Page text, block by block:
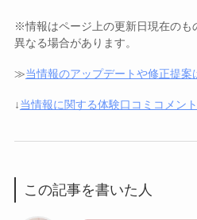
※情報はページ上の更新日現在のも
異なる場合があります。
≫当情報のアップデートや修正提案
↓当情報に関する体験口コミコメン
この記事を書いた人